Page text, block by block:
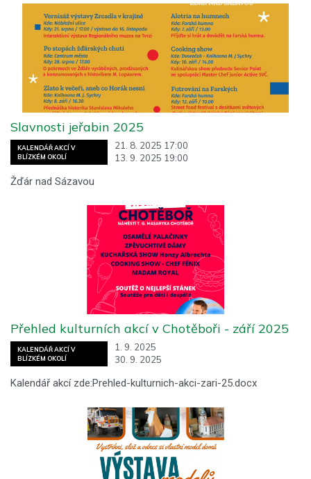
KALENDÁŘ AKCÍ V
BLÍZKÉM OKOLÍ
21. 8. 2025 17:00
13. 9. 2025 19:00
Slavnosti jeřabin 2025
Žďár nad Sázavou
KALENDÁŘ AKCÍ V
BLÍZKÉM OKOLÍ
1. 9. 2025
30. 9. 2025
Přehled kulturních akcí v Chotěboři - září 2025
Kalendář akcí zde:Prehled-kulturnich-akci-zari-25.docx